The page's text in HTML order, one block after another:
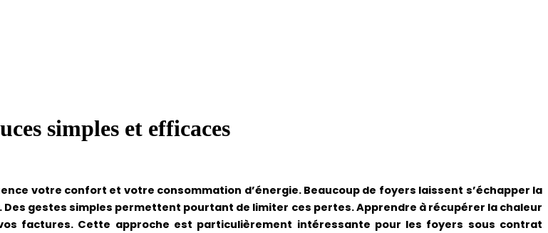
simples et efficaces
votre confort et votre consommation d’énergie. Beaucoup de foyers laissent s’échapper la
gestes simples permettent pourtant de limiter ces pertes. Apprendre à récupérer la chaleur
factures. Cette approche est particulièrement intéressante pour les foyers sous contrat